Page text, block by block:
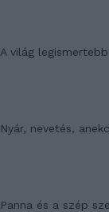
A világ
Nyár, nevetés,
Panna és a szép